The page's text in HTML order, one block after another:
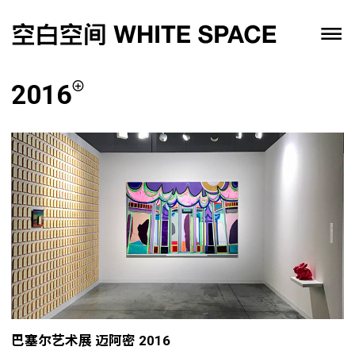
2016
巴塞尔艺术展 迈阿密 2016